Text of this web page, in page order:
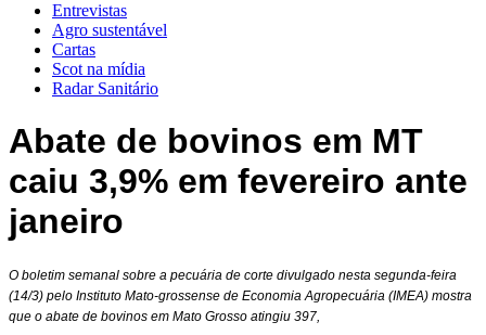
Entrevistas
Agro sustentável
Cartas
Scot na mídia
Radar Sanitário
Abate de bovinos em MT
caiu 3,9% em fevereiro ante
janeiro
O boletim semanal sobre a pecuária de corte divulgado nesta segunda-feira
(14/3) pelo Instituto Mato-grossense de Economia Agropecuária (IMEA) mostra
que o abate de bovinos em Mato Grosso atingiu 397,